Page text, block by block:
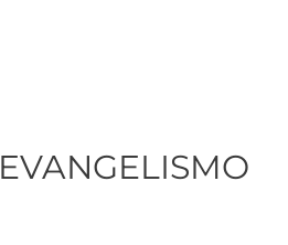
EVANGELISMO